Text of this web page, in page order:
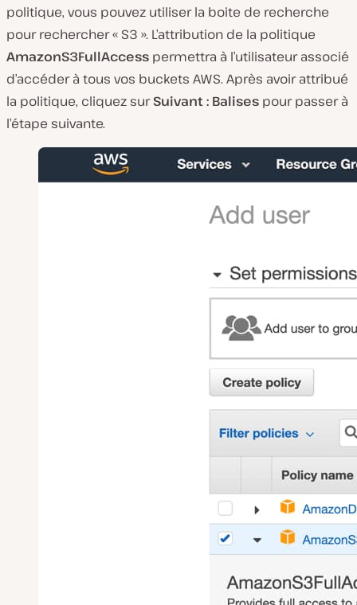
politique, vous pouvez utiliser la boite de recherche
pour rechercher « S3 ». L’attribution de la politique
AmazonS3FullAccess permettra à l’utilisateur associé
d’accéder à tous vos buckets AWS. Après avoir attribué
la politique, cliquez surSuivant : Balises pour passer à
l’étape suivante.